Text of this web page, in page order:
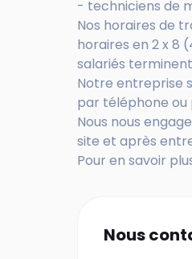
- techniciens de
Nos horaires de
horaires en 2 x 8
salariés
Notre entreprise
par téléphone ou
Nous nous
site et après
Pour en savoir
Nous